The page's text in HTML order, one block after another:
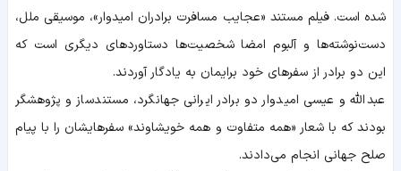
شده است. فیلم مستند «عجایب مسافرت برادران امیدوار»، موسیقی ملل،
دست‌نوشته‌ها و آلبوم امضا شخصیت‌ها دستاوردهای دیگری است که
این دو برادر از سفرهای خود برایمان به یادگار آوردند.
عبدالله و عیسی امیدوار دو برادر ایرانی جهانگرد، مستندساز و پژوهشگر
بودند که با شعار «همه متفاوت و همه خویشاوند» سفرهایشان را با پیام
صلح جهانی انجام می‌دادند.